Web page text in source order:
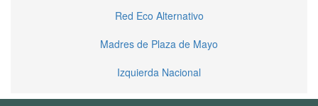
Red Eco Alternativo
Madres de Plaza de Mayo
Izquierda Nacional